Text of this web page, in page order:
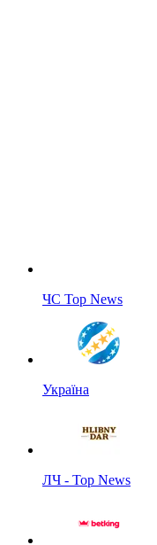
ЧС Top News
Україна
ЛЧ - Top News